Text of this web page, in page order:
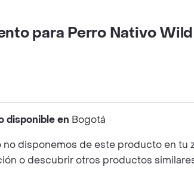
para Perro Nativo
disponible en Bogotá
no disponemos de este producto en tu
o descubrir otros productos